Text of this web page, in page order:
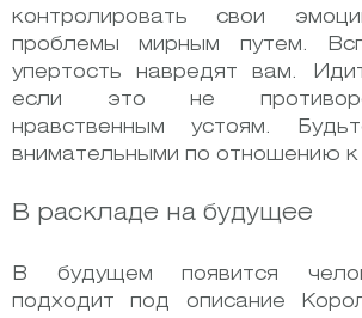
контролировать свои
проблемы мирным путем.
упертость навредят вам.
если это не
нравственным устоям.
внимательными по отношению
В раскладе на будущее
В будущем появится
подходит под описание